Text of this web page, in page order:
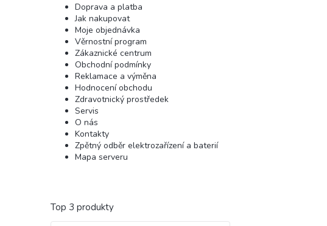
Doprava a platba
Jak nakupovat
Moje objednávka
Věrnostní program
Zákaznické centrum
Obchodní podmínky
Reklamace a výměna
Hodnocení obchodu
Zdravotnický prostředek
Servis
O nás
Kontakty
Zpětný odběr elektrozařízení a baterií
Mapa serveru
Top 3 produkty